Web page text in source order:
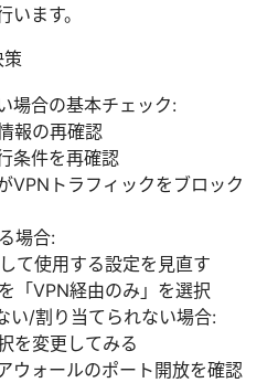
ます。
場合の基本チェック:
報の再確認
条件を再確認
VPNトラフィックをブロック
場合:
て使用する設定を見直す
「VPN経由のみ」を選択
い/割り当てられない場合:
を変更してみる
ウォールのポート開放を確認